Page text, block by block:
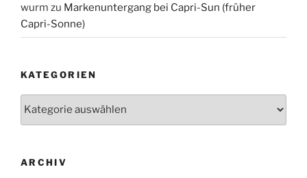
wurm zu Markenuntergang bei Capri-Sun (früher
Capri-Sonne)
KATEGORIEN
ARCHIV